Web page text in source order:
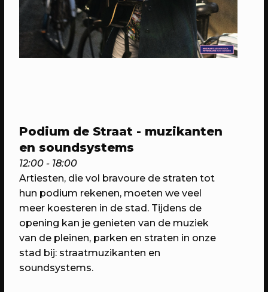
02/07/2023
Gluren bij de Buren
Margreet&the Songwriters
Podium de Straat - muzikanten
en soundsystems
12:00 - 18:00
Artiesten, die vol bravoure de straten tot
hun podium rekenen, moeten we veel
meer koesteren in de stad. Tijdens de
opening kan je genieten van de muziek
van de pleinen, parken en straten in onze
stad bij: straatmuzikanten en
soundsystems.